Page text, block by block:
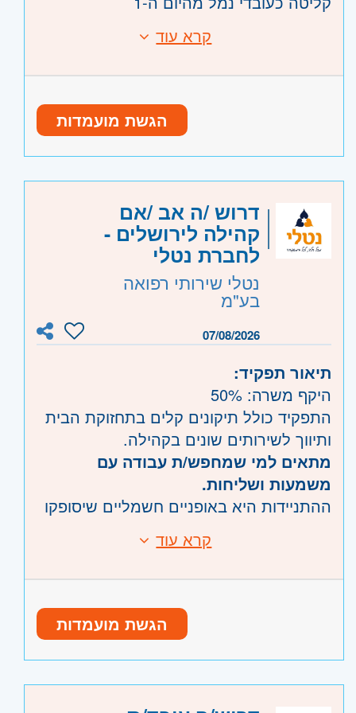
ללא פחד גבהים
זמינות לעבודה במשמרות
היקף משרה: משמרות
אזור:
- אשדוד, קרית גת, אשקלון,
קרית מלאכי
- ראשון לציון ונס- ציונה, רמלה לוד,
רחובות, יבנה
קרא עוד
הגשת מועמדות
דרוש /ה אב /אם
קהילה לירושלים -
לחברת נטלי
נטלי שירותי רפואה
בע"מ
07/08/2026
תיאור תפקיד:
היקף משרה: 50%
התפקיד כולל תיקונים קלים בתחזוקת הבית
ותיווך לשירותים שונים בקהילה.
מתאים למי שמחפש/ת עבודה עם
משמעות ושליחות.
ההתניידות היא באופניים חשמליים שיסופקו
יכולת טכנית לבצע תיקונים קלים בבית.
המשרה מיועדת לנשים וגברים כאחד
משרה חלקית
קרא עוד
הגשת מועמדות